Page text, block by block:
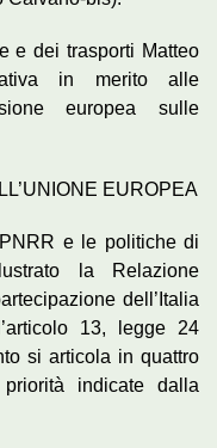
e dei trasporti Matteo
in merito alle
europea sulle
EUROPEA
e le politiche di
la Relazione
dell’Italia
13, legge 24
si articola in quattro
indicate dalla